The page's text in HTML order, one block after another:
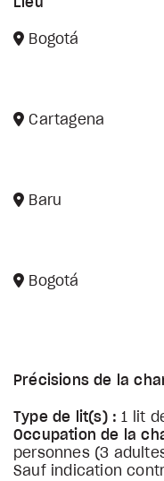
Lieu
Bogotá
Cartagena
Baru
Bogotá
Précisions de la
Type de lit(s) : 1 lit
Occupation de la
personnes (3
Sauf indication